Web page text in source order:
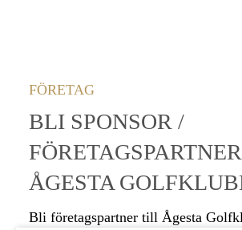
FÖRETAG
BLI SPONSOR /
ÅGESTA
Bli företagspartner till Ågesta